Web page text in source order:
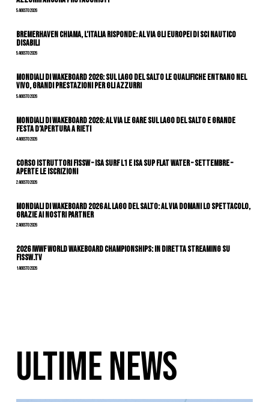
5 Agosto 2026
Bremerhaven chiama, l’Italia risponde: al via gli Europei di Sci Nautico
Disabili
5 Agosto 2026
Mondiali di Wakeboard 2026: sul Lago del Salto le qualifiche entrano nel
vivo, grandi prestazioni per gli azzurri
5 Agosto 2026
Mondiali di Wakeboard 2026: al via le gare sul Lago del Salto e grande
festa d’apertura a Rieti
4 Agosto 2026
CORSO ISTRUTTORI FISSW – ISA SURF L1 e ISA SUP Flat Water – SETTEMBRE –
APERTE LE ISCRIZIONI
2 Agosto 2026
Mondiali di Wakeboard 2026 al Lago del Salto: al via domani lo spettacolo,
grazie ai nostri Partner
2 Agosto 2026
2026 IWWF WORLD WAKEBOARD CHAMPIONSHIPS: IN DIRETTA STREAMING SU
FISSW.TV
1 Agosto 2026
ULTIME NEWS